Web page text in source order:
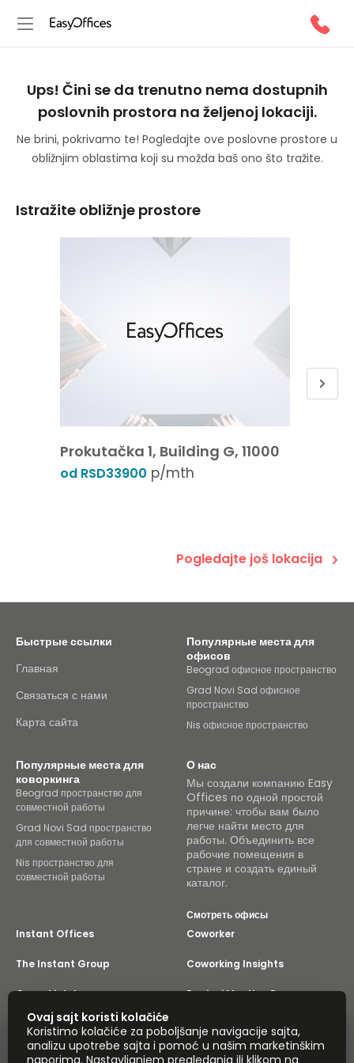
Ups! Čini se da trenutno nema dostupnih
poslovnih prostora na željenoj lokaciji.
Ne brini, pokrivamo te! Pogledajte ove poslovne prostore u
obližnjim oblastima koji su možda baš ono što tražite.
Istražite obližnje prostore
Prokutačka 1, Building G, 11000
od RSD33900 p/mth
Pogledajte još lokacija
Быстрые ссылки
Главная
Связаться с нами
Карта сайта
Популярные места для
офисов
Beograd офисное пространство
Grad Novi Sad офисное
пространство
Nis офисное пространство
Популярные места для
коворкинга
Beograd пространство для
совместной работы
Grad Novi Sad пространство
для совместной работы
Nis пространство для
совместной работы
О нас
Мы создали компанию Easy
Offices по одной простой
причине: чтобы вам было
легче найти место для
работы. Объединить все
рабочие помещения в
стране и создать единый
каталог.
Смотреть офисы
Instant Offices
Coworker
The Instant Group Coworking Insights
Coworkintel Davinci Meeting Rooms
Davinci Virtual Incendium
Yta
Ovaj sajt koristi kolačiće
Koristimo kolačiće za poboljšanje navigacije sajta,
analizu upotrebe sajta i pomoć u našim marketinškim
naporima. Nastavljanjem pregledanja ili klikom na